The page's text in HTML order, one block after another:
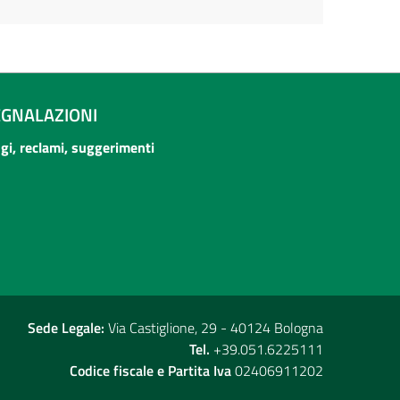
reclami, suggerimenti
Sede Legale: Via Castiglione, 29 - 40124 Bologna
Tel. +39.051.6225111
Codice fiscale e Partita Iva02406911202